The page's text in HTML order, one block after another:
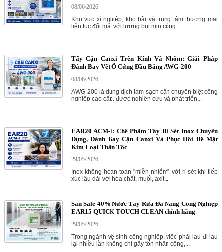
08/06/2026
Khu vực xí nghiệp, kho bãi và trung tâm thương mại
liên tục đối mặt với lượng bụi mịn công...
Tẩy Cặn Canxi Trên Kính Và Nhôm: Giải Pháp
Đánh Bay Vết Ố Cứng Đầu Bằng AWG-200
08/06/2026
AWG-200 là dung dịch làm sạch cặn chuyên biệt công
nghiệp cao cấp, được nghiên cứu và phát triển...
EAR20 ACM-I: Chế Phẩm Tẩy Rỉ Sét Inox Chuyên
Dụng, Đánh Bay Cặn Canxi Và Phục Hồi Bề Mặt
Kim Loại Thần Tốc
29/05/2026
Inox không hoàn toàn "miễn nhiễm” với rỉ sét khi tiếp
xúc lâu dài với hóa chất, muối, axit...
Săn Sale 40% Nước Tẩy Rửa Đa Năng Công Nghiệp
EAR15 QUICK TOUCH CLEAN chính hãng
29/05/2026
Trong ngành vệ sinh công nghiệp, việc phải lau đi lau
lại nhiều lần không chỉ gây tốn nhân công,...